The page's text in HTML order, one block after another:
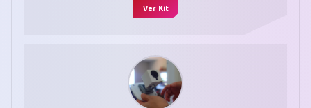
Ver Kit